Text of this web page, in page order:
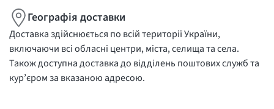
Географія доставки
Доставка здійснюється по всій території України,
включаючи всі обласні центри, міста, селища та села.
Також доступна доставка до відділень поштових служб та
кур’єром за вказаною адресою.